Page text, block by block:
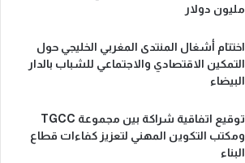
مليون دولار
اختتام أشغال المنتدى المغربي الخليجي حول
التمكين الاقتصادي والاجتماعي للشباب بالدار
البيضاء
توقيع اتفاقية شراكة بين مجموعة TGCC
ومكتب التكوين المهني لتعزيز كفاءات قطاع
البناء